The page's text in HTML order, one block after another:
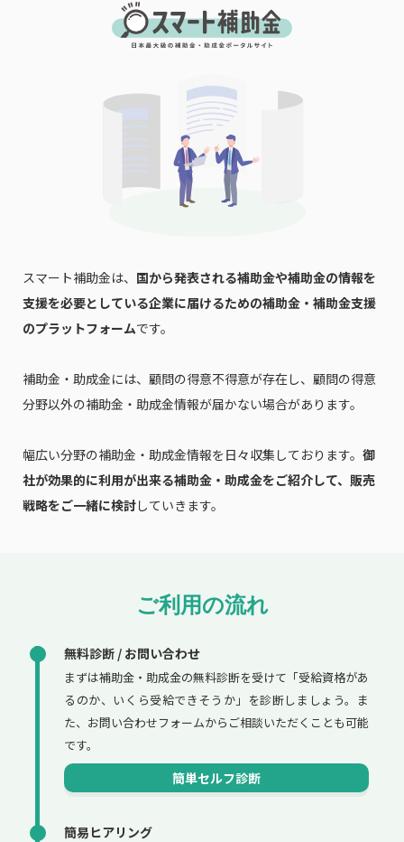
スマート補助金は、 国から発表される補助金や補助金の情報を
支援を必要としている企業に届けるための補助金・補助金支援
のプラットフォームです。
補助金・助成金には、顧問の得意不得意が存在し、顧問の得意
分野以外の補助金・助成金情報が届かない場合があります。
幅広い分野の補助金・助成金情報を日々収集しております。 御
社が効果的に利用が出来る補助金・助成金をご紹介して、販売
戦略をご一緒に検討していきます。
ご利用の流れ
無料診断 / お問い合わせ
まずは補助金・助成金の無料診断を受けて「受給資格があ
るのか、いくら受給できそうか」を診断しましょう。ま
た、お問い合わせフォームからご相談いただくことも可能
です。
簡単セルフ診断
簡易ヒアリング